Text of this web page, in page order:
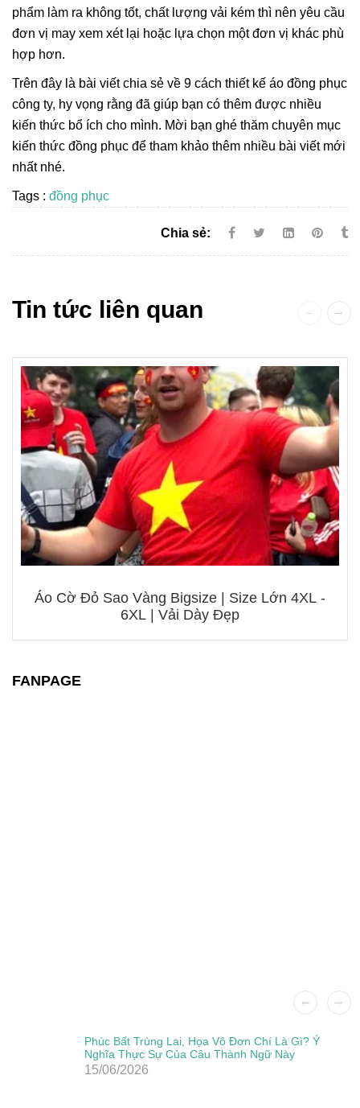
phẩm làm ra không tốt, chất lượng vải kém thì nên yêu cầu
đơn vị may xem xét lại hoặc lựa chọn một đơn vị khác phù
hợp hơn.
Trên đây là bài viết chia sẻ về 9 cách thiết kế áo đồng phục
công ty, hy vọng rằng đã giúp bạn có thêm được nhiều
kiến thức bổ ích cho mình. Mời bạn ghé thăm chuyên mục
kiến thức đồng phục để tham khảo thêm nhiều bài viết mới
nhất nhé.
Tags : đồng phục
Chia sẻ:
Tin tức liên quan
Áo Cờ Đỏ Sao Vàng Bigsize | Size Lớn 4XL -
6XL | Vải Dày Đẹp
FANPAGE
Phúc Bất Trùng Lai, Họa Vô Đơn Chí Là Gì? Ý
Nghĩa Thực Sự Của Câu Thành Ngữ Này
15/06/2026